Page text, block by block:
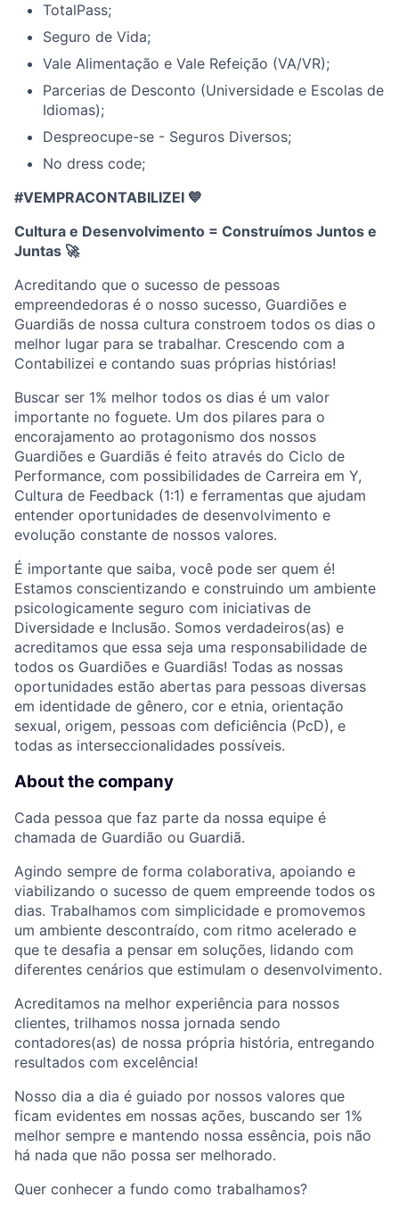
TotalPass;
Seguro de Vida;
Vale Alimentação e Vale Refeição (VA/VR);
Parcerias de Desconto (Universidade e Escolas de
Idiomas);
Despreocupe-se - Seguros Diversos;
No dress code;
#VEMPRACONTABILIZEI 💙
Cultura e Desenvolvimento = Construímos Juntos e
Juntas 🚀
Acreditando que o sucesso de pessoas
empreendedoras é o nosso sucesso, Guardiões e
Guardiãs de nossa cultura constroem todos os dias o
melhor lugar para se trabalhar. Crescendo com a
Contabilizei e contando suas próprias histórias!
Buscar ser 1% melhor todos os dias é um valor
importante no foguete. Um dos pilares para o
encorajamento ao protagonismo dos nossos
Guardiões e Guardiãs é feito através do Ciclo de
Performance, com possibilidades de Carreira em Y,
Cultura de Feedback (1:1) e ferramentas que ajudam
entender oportunidades de desenvolvimento e
evolução constante de nossos valores.
É importante que saiba, você pode ser quem é!
Estamos conscientizando e construindo um ambiente
psicologicamente seguro com iniciativas de
Diversidade e Inclusão. Somos verdadeiros(as) e
acreditamos que essa seja uma responsabilidade de
todos os Guardiões e Guardiãs! Todas as nossas
oportunidades estão abertas para pessoas diversas
em identidade de gênero, cor e etnia, orientação
sexual, origem, pessoas com deficiência (PcD), e
todas as interseccionalidades possíveis.
About the company
Cada pessoa que faz parte da nossa equipe é
chamada de Guardião ou Guardiã.
Agindo sempre de forma colaborativa, apoiando e
viabilizando o sucesso de quem empreende todos os
dias. Trabalhamos com simplicidade e promovemos
um ambiente descontraído, com ritmo acelerado e
que te desafia a pensar em soluções, lidando com
diferentes cenários que estimulam o desenvolvimento.
Acreditamos na melhor experiência para nossos
clientes, trilhamos nossa jornada sendo
contadores(as) de nossa própria história, entregando
resultados com excelência!
Nosso dia a dia é guiado por nossos valores que
ficam evidentes em nossas ações, buscando ser 1%
melhor sempre e mantendo nossa essência, pois não
há nada que não possa ser melhorado.
Quer conhecer a fundo como trabalhamos?